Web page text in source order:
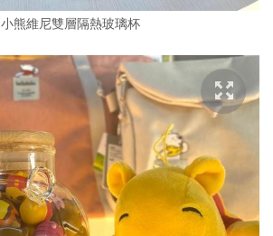
小熊維尼雙層隔熱玻璃杯